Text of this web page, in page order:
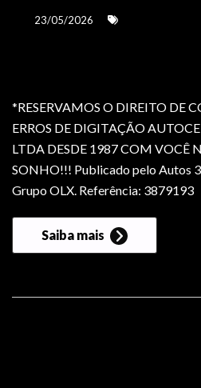
23/05/2026
*RESERVAMOS O DIREITO DE
ERROS DE DIGITAÇÃO
LTDA DESDE 1987 COM VOCÊ
SONHO!!! Publicado pelo Autos
Grupo OLX. Referência: 3879193
Saiba mais